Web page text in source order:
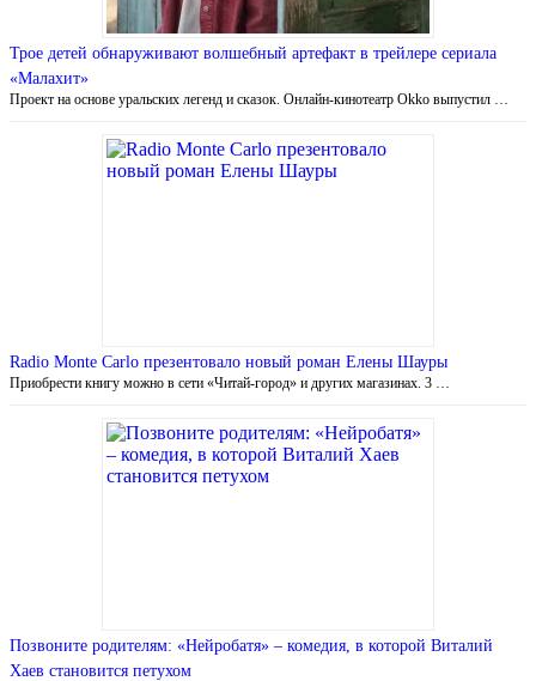
Трое детей обнаруживают волшебный артефакт в трейлере сериала
«Малахит»
Проект на основе уральских легенд и сказок. Онлайн-кинотеатр Okko выпустил …
Radio Monte Carlo презентовало новый роман Елены Шауры
Приобрести книгу можно в сети «Читай-город» и других магазинах. 3 …
Позвоните родителям: «Нейробатя» – комедия, в которой Виталий
Хаев становится петухом